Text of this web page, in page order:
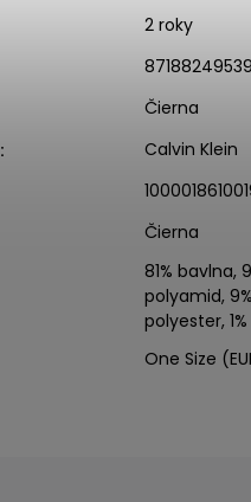
2 roky
Čierna
:
Calvin Klein
Čierna
81% bavlna,
polyamid, 9%
polyester,
One Size